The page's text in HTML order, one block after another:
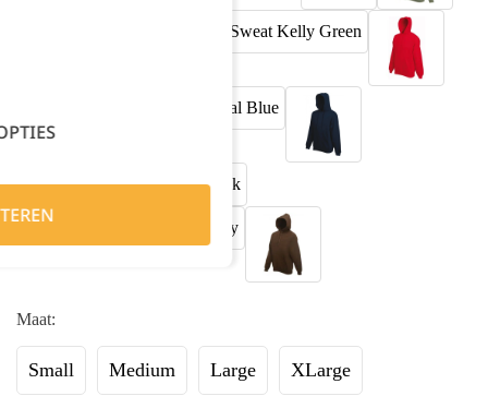
Maat:
Small Medium Large XLarge